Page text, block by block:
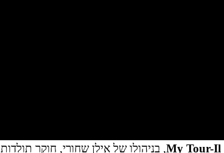
My Tour-Il, בניהולו של אילן שחורי, חוקר תולדות